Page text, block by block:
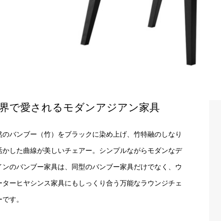
で愛されるモダンアジアン家具
のバンブー（竹）をブラックに染め上げ、竹特融のしなり
かした曲線が美しいチェアー。シンプルながらモダンなデ
ンのバンブー家具は、同型のバンブー家具だけでなく、ウ
ターヒヤシンス家具にもしっくり合う万能なラウンジチェ
す。